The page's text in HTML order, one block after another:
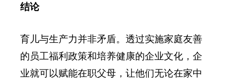
结论
育儿与生产力并非矛盾。透过实施家庭友善
的员工福利政策和培养健康的企业文化，企
业就可以赋能在职父母，让他们无论在家中